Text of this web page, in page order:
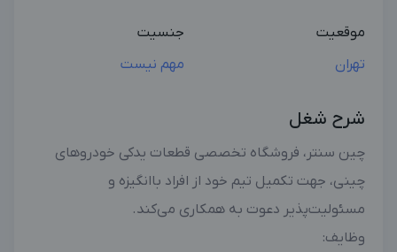
موقعیت
تهران
جنسیت
مهم نیست
شرح شغل
چین سنتر، فروشگاه تخصصی قطعات یدکی خودروهای
چینی، جهت تکمیل تیم خود از افراد باانگیزه و
مسئولیت‌پذیر دعوت به همکاری می‌کند.
وظایف: